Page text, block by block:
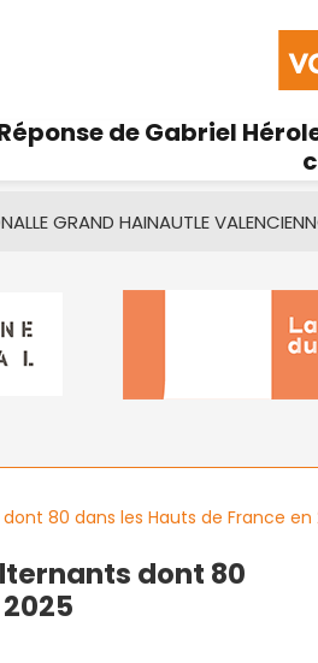
de Gabriel
LE GRAND HAINAUTLE
80 dans les Hauts de France en
dont 80